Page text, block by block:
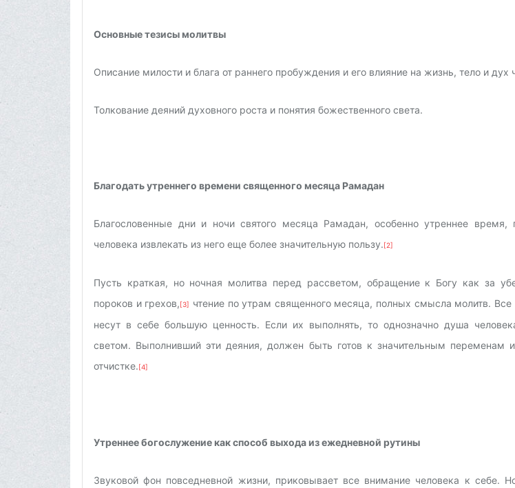
Основные тезисы молитвы
Описание милости и блага от раннего пробуждения и его влияние на жизнь, тело и дух
Толкование деяний духовного роста и понятия божественного света.
Благодать утреннего времени священного месяца Рамадан
Благословенные дни и ночи святого месяца Рамадан, особенно утреннее время,
человека извлекать из него еще более значительную пользу.[2]
Пусть краткая, но ночная молитва перед рассветом, обращение к Богу как за
пороков и грехов,[3] чтение по утрам священного месяца, полных смысла молитв. Все
несут в себе большую ценность. Если их выполнять, то однозначно душа
светом. Выполнивший эти деяния, должен быть готов к значительным переменам
отчистке.[4]
Утреннее богослужение как способ выхода из ежедневной рутины
Звуковой фон повседневной жизни, приковывает все внимание человека к себе.